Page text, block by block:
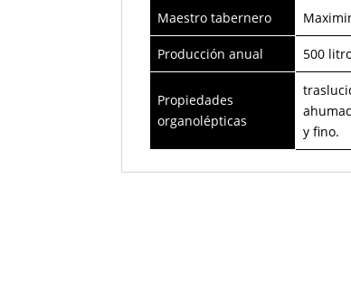
Maestro tabernero
Producción anual 500
Propiedades
organolépticas
y fino.